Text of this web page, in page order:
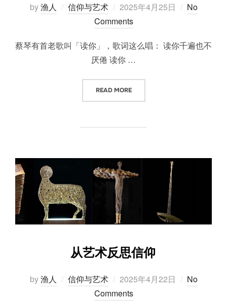
by渔人 信仰与艺术
Posted
on
2025年4月25日
No
Comments
蔡琴有首老歌叫「读你」，歌词这么唱： 读你千遍也不
厌倦 读你 …
READ MORE“上帝的启示”
从艺术反思信仰
by渔人 信仰与艺术
Posted
on
2025年4月22日
No
Comments